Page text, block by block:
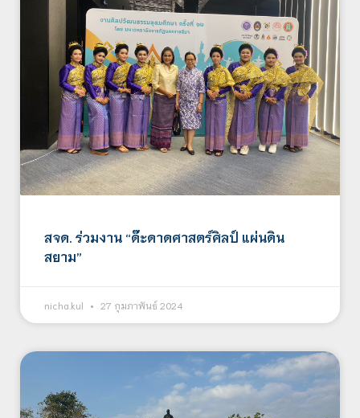
สจด. ร่วมงาน “ด๊ะดาดศาสตร์ศิลป์ แผ่นดิน
สยาม”
nicha.kul 27 กุมภาพันธ์ 2024